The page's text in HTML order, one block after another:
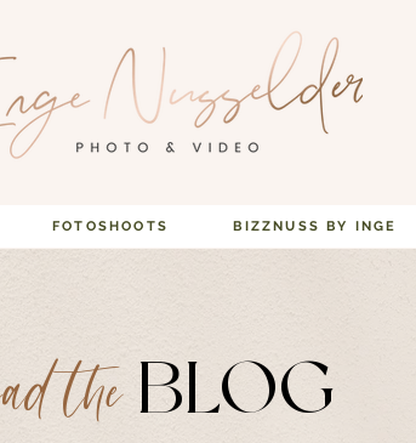
FOTOSHOOTS BIZZNUSS BY INGE
BLOG
the